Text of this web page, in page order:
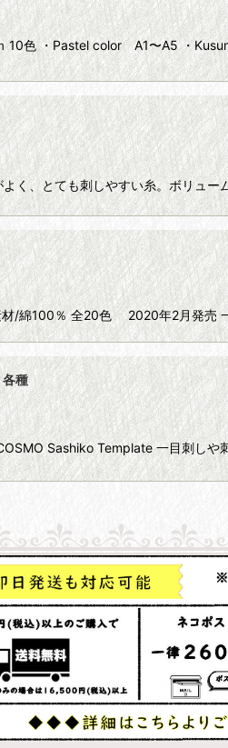
10色 ・Pastel color A1〜A5 ・
、とても刺しやすい糸。ボリュ
綿100％ 全20色 2020年2月発売
種
Sashiko Template 一目刺しや